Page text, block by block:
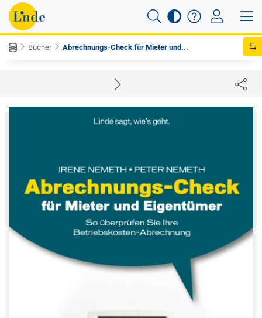
Bücher Abrechnungs-Check für Mieter und...